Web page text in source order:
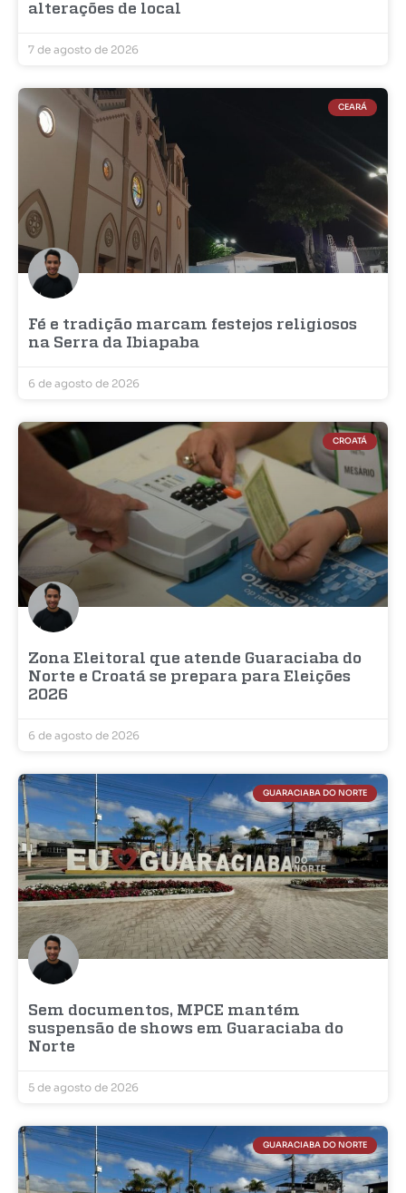
alterações de local
7 de agosto de 2026
CEARÁ
Fé e tradição marcam festejos religiosos
na Serra da Ibiapaba
6 de agosto de 2026
CROATÁ
Zona Eleitoral que atende Guaraciaba do
Norte e Croatá se prepara para Eleições
2026
6 de agosto de 2026
GUARACIABA DO NORTE
Sem documentos, MPCE mantém
suspensão de shows em Guaraciaba do
Norte
5 de agosto de 2026
GUARACIABA DO NORTE